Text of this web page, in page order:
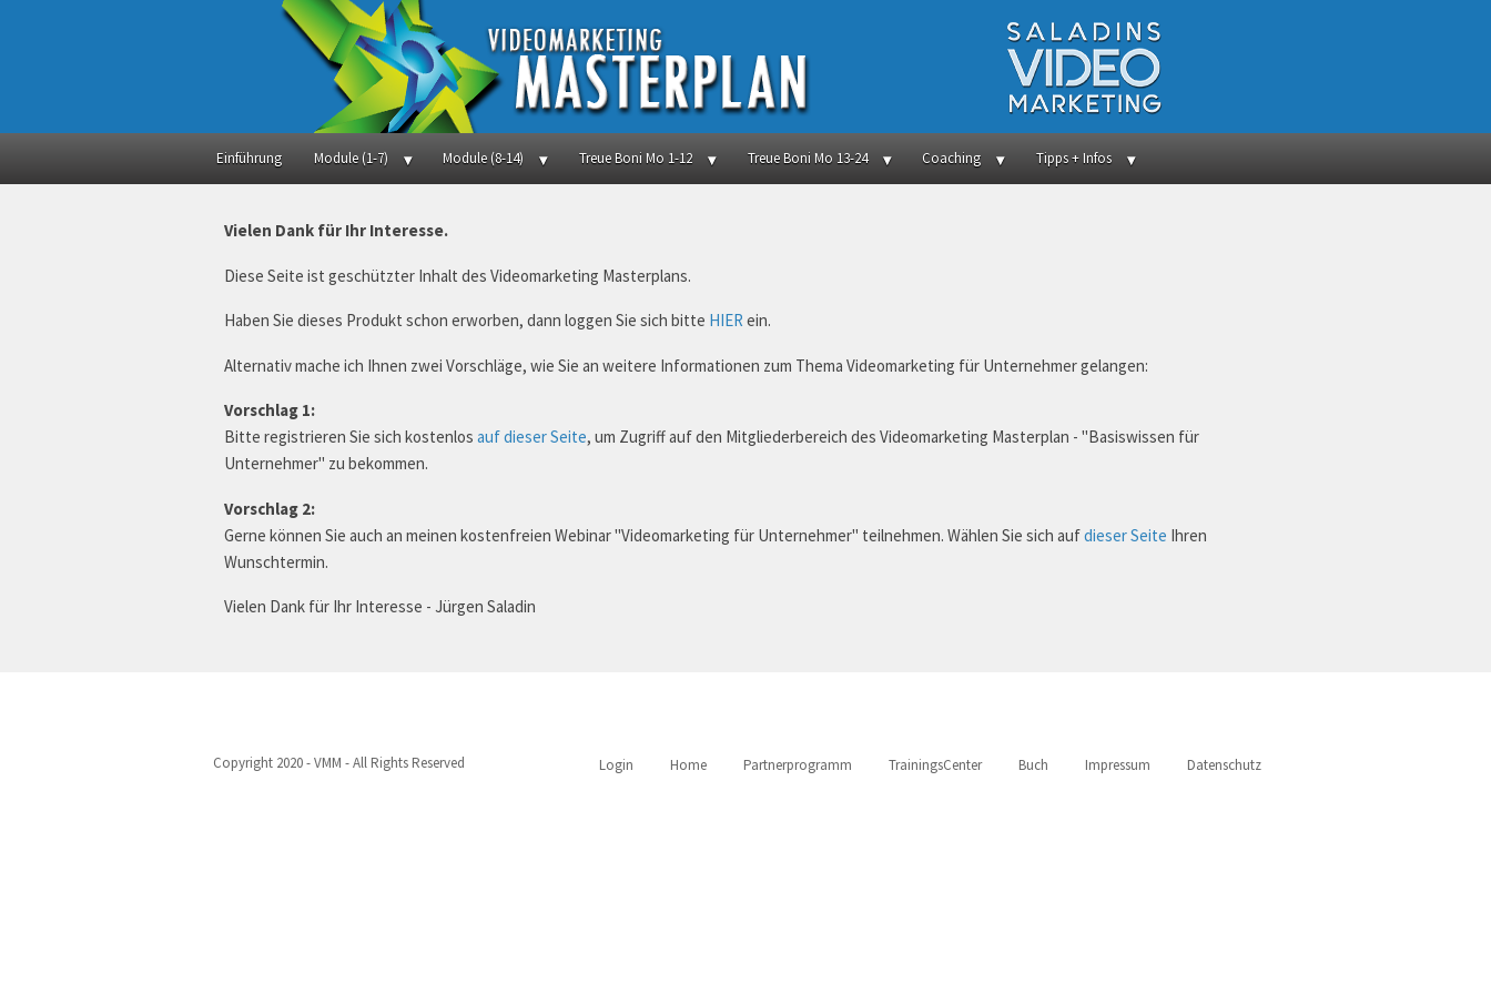
Einführung Module (1-7) Module (8-14) Treue Boni Mo 1-12 Treue Boni Mo 13-24 Coaching Tipps + Infos
Vielen Dank für Ihr Interesse.
Diese Seite ist geschützter Inhalt des Videomarketing Masterplans.
Haben Sie dieses Produkt schon erworben, dann loggen Sie sich bitte HIER ein.
Alternativ mache ich Ihnen zwei Vorschläge, wie Sie an weitere Informationen zum Thema Videomarketing für Unternehmer gelangen:
Vorschlag 1:
Bitte registrieren Sie sich kostenlos auf dieser Seite, um Zugriff auf den Mitgliederbereich des Videomarketing Masterplan - "Basiswissen für
Unternehmer" zu bekommen.
Vorschlag 2:
Gerne können Sie auch an meinen kostenfreien Webinar "Videomarketing für Unternehmer" teilnehmen. Wählen Sie sich aufdieser Seite Ihren
Wunschtermin.
Vielen Dank für Ihr Interesse - Jürgen Saladin
Login Home Partnerprogramm TrainingsCenter Buch Impressum Datenschutz
Copyright 2020 - VMM - All Rights Reserved